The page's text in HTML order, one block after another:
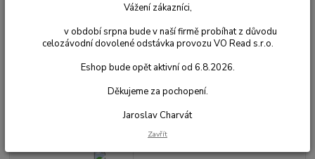
Nečokoládové cukrovinky
Manner Mignon 400g cena za kartonové balení
Manner Mignon 400g cena za
kartonové balení
Vážení zákazníci,
v období srpna bude v naší firmě probíhat z důvodu
celozávodní dovolené odstávka provozu VO Read s.r.o.
Eshop bude opět aktivní od 6.8.2026.
Děkujeme za pochopení.
Jaroslav Charvát
Zavřít